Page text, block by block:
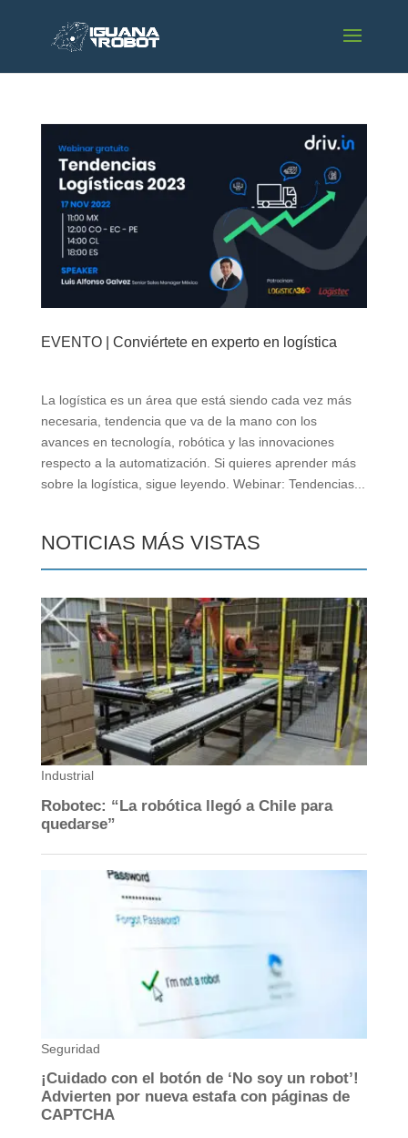
EVENTO | Conviértete en experto en logística
La logística es un área que está siendo cada vez más
necesaria, tendencia que va de la mano con los
avances en tecnología, robótica y las innovaciones
respecto a la automatización. Si quieres aprender más
sobre la logística, sigue leyendo. Webinar: Tendencias...
NOTICIAS MÁS VISTAS